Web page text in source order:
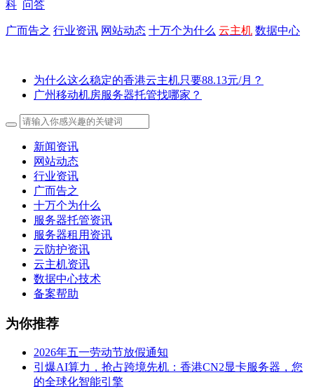
科 问答
广而告之 行业资讯 网站动态 十万个为什么 云主机 数据中心
为什么这么稳定的香港云主机只要88.13元/月？
广州移动机房服务器托管找哪家？
新闻资讯
网站动态
行业资讯
广而告之
十万个为什么
服务器托管资讯
服务器租用资讯
云防护资讯
云主机资讯
数据中心技术
备案帮助
为你推荐
2026年五一劳动节放假通知
引爆AI算力，抢占跨境先机：香港CN2显卡服务器，您
的全球化智能引擎